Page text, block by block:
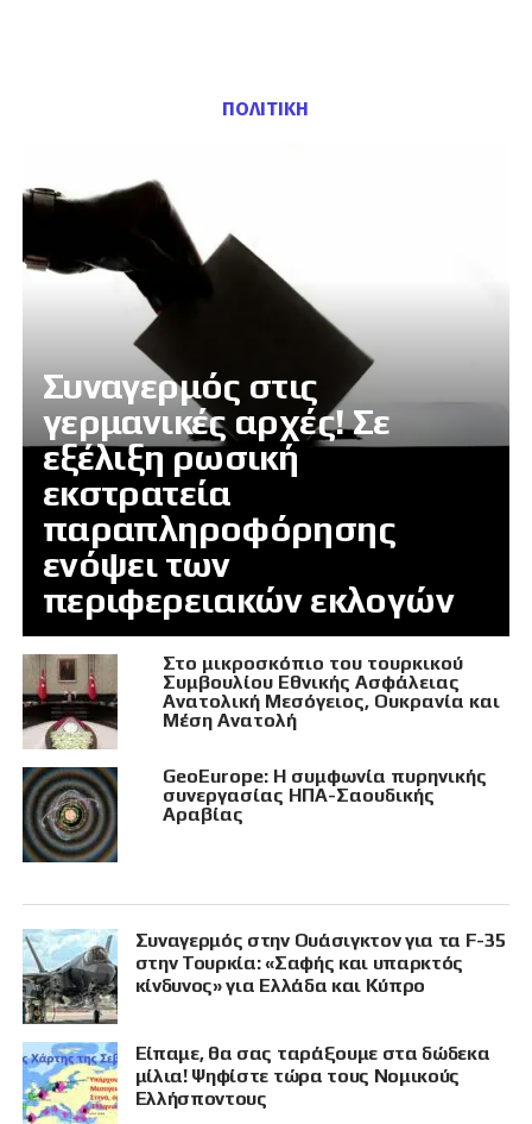
ΠΟΛΙΤΙΚΗ
Συναγερμός στις
γερμανικές αρχές! Σε
εξέλιξη ρωσική
εκστρατεία
παραπληροφόρησης
ενόψει των
περιφερειακών εκλογών
Στο μικροσκόπιο του τουρκικού
Συμβουλίου Εθνικής Ασφάλειας
Ανατολική Μεσόγειος, Ουκρανία και
Μέση Ανατολή
GeoEurope: Η συμφωνία πυρηνικής
συνεργασίας ΗΠΑ-Σαουδικής
Αραβίας
Συναγερμός στην Ουάσιγκτον για τα F-35
στην Τουρκία: «Σαφής και υπαρκτός
κίνδυνος» για Ελλάδα και Κύπρο
Είπαμε, θα σας ταράξουμε στα δώδεκα
μίλια! Ψηφίστε τώρα τους Νομικούς
Ελλήσποντους